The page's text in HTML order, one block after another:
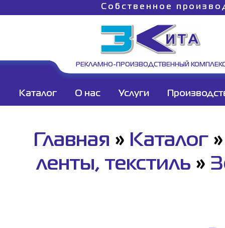
Собственное
РЕКЛАМНО-ПРОИЗВОДСТВЕННЫЙ
Каталог О нас Услуги
Главная » Каталог
ленты, текстиль »